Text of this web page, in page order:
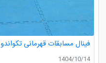
1404/10/14